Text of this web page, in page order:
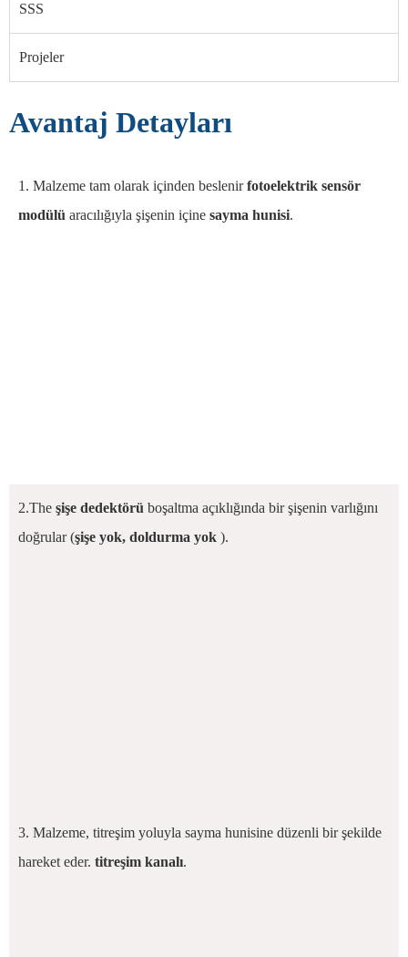
SSS
Projeler
Avantaj Detayları
1. Malzeme tam olarak içinden beslenirfotoelektrik sensör
modülü aracılığıyla şişenin içine sayma hunisi.
2.The şişe dedektörü boşaltma açıklığında bir şişenin varlığını
doğrular (şişe yok, doldurma yok ).
3. Malzeme, titreşim yoluyla sayma hunisine düzenli bir şekilde
hareket eder. titreşim kanalı.